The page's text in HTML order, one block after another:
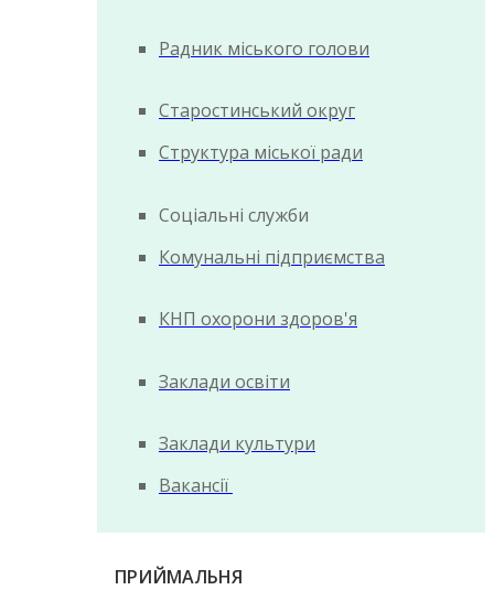
Радник міського голови
Старостинський округ
Структура міської ради
Соціальні служби
Комунальні підприємства
КНП охорони здоров'я
Заклади освіти
Заклади культури
Вакансії
ПРИЙМАЛЬНЯ